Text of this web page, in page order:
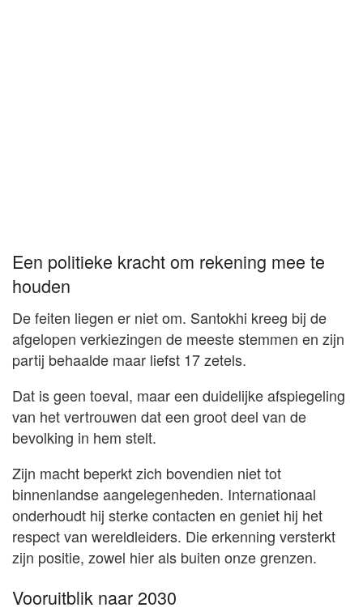
Een politieke kracht om rekening mee te
houden
De feiten liegen er niet om. Santokhi kreeg bij de
afgelopen verkiezingen de meeste stemmen en zijn
partij behaalde maar liefst 17 zetels.
Dat is geen toeval, maar een duidelijke afspiegeling
van het vertrouwen dat een groot deel van de
bevolking in hem stelt.
Zijn macht beperkt zich bovendien niet tot
binnenlandse aangelegenheden. Internationaal
onderhoudt hij sterke contacten en geniet hij het
respect van wereldleiders. Die erkenning versterkt
zijn positie, zowel hier als buiten onze grenzen.
Vooruitblik naar 2030